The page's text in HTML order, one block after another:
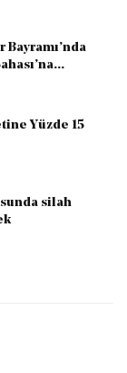
Bayramı’nda
Yüzde 15
silah